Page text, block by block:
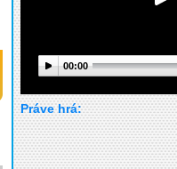
00:00
Práve hrá: